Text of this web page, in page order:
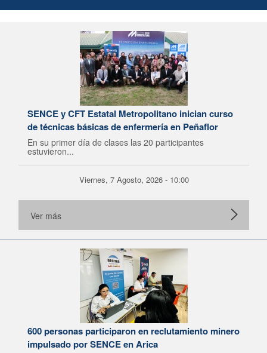
SENCE y CFT Estatal Metropolitano inician curso
de técnicas básicas de enfermería en Peñaflor
En su primer día de clases las 20 participantes
estuvieron...
Viernes, 7 Agosto, 2026 - 10:00
Ver más
600 personas participaron en reclutamiento minero
impulsado por SENCE en Arica